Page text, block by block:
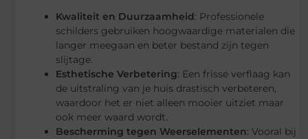
Kwaliteit en Duurzaamheid: Professionele
schilders gebruiken hoogwaardige materialen die
langer meegaan en beter bestand zijn tegen
slijtage.
Esthetische Verbetering: Een frisse verflaag kan
de uitstraling van je huis drastisch verbeteren,
waardoor het er niet alleen mooier uitziet maar
ook meer waard wordt.
Bescherming tegen Weerselementen: Vooral bij